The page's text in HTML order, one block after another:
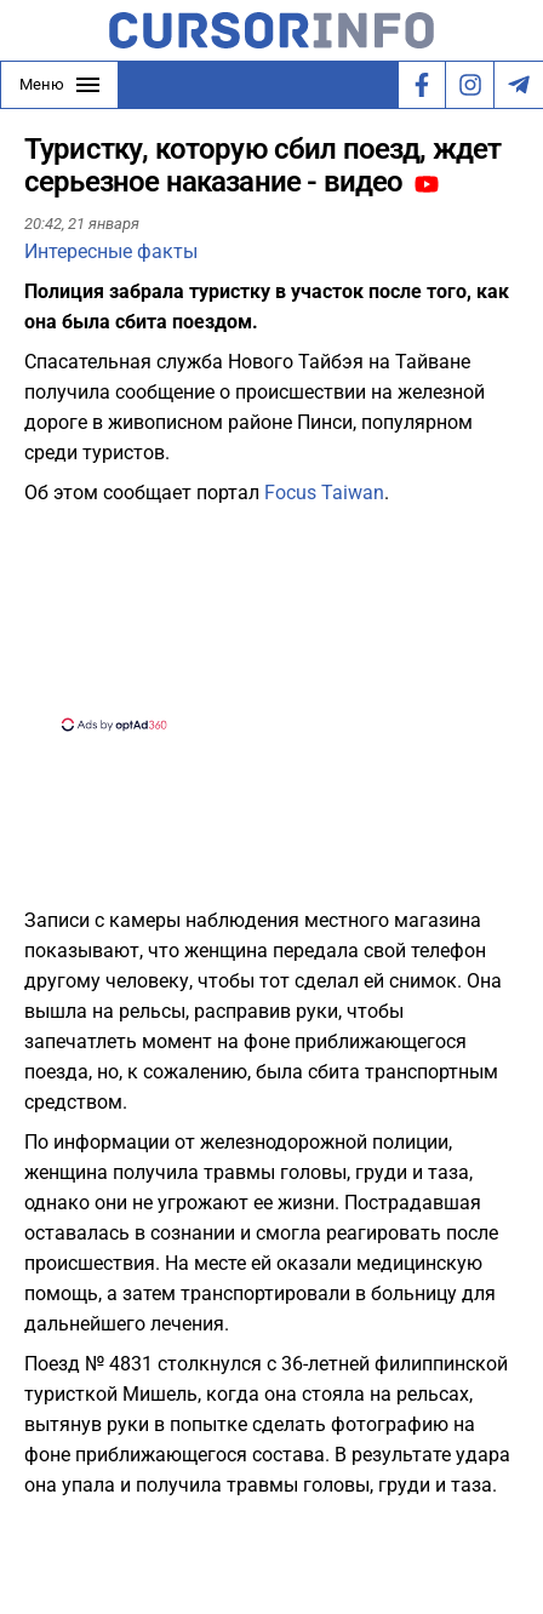
Меню
Туристку, которую сбил поезд, ждет
серьезное наказание - видео
20:42, 21 января
Интересные факты
Полиция забрала туристку в участок после того, как
она была сбита поездом.
Спасательная служба Нового Тайбэя на Тайване
получила сообщение о происшествии на железной
дороге в живописном районе Пинси, популярном
среди туристов.
Об этом сообщает портал Focus Taiwan.
Записи с камеры наблюдения местного магазина
показывают, что женщина передала свой телефон
другому человеку, чтобы тот сделал ей снимок. Она
вышла на рельсы, расправив руки, чтобы
запечатлеть момент на фоне приближающегося
поезда, но, к сожалению, была сбита транспортным
средством.
По информации от железнодорожной полиции,
женщина получила травмы головы, груди и таза,
однако они не угрожают ее жизни. Пострадавшая
оставалась в сознании и смогла реагировать после
происшествия. На месте ей оказали медицинскую
помощь, а затем транспортировали в больницу для
дальнейшего лечения.
Поезд № 4831 столкнулся с 36-летней филиппинской
туристкой Мишель, когда она стояла на рельсах,
вытянув руки в попытке сделать фотографию на
фоне приближающегося состава. В результате удара
она упала и получила травмы головы, груди и таза.